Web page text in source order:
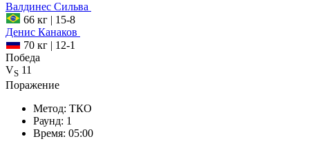
Валдинес Сильва
66 кг | 15-8
Денис Канаков
70 кг | 12-1
Победа
VS 11
Поражение
Метод: ТКО
Раунд: 1
Время: 05:00